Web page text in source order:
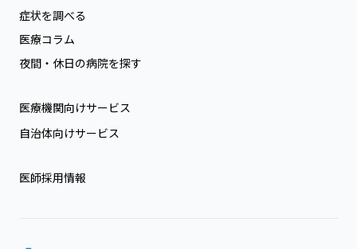
症状を調べる
医療コラム
夜間・休日の病院を探す
医療機関向けサービス
自治体向けサービス
医師採用情報